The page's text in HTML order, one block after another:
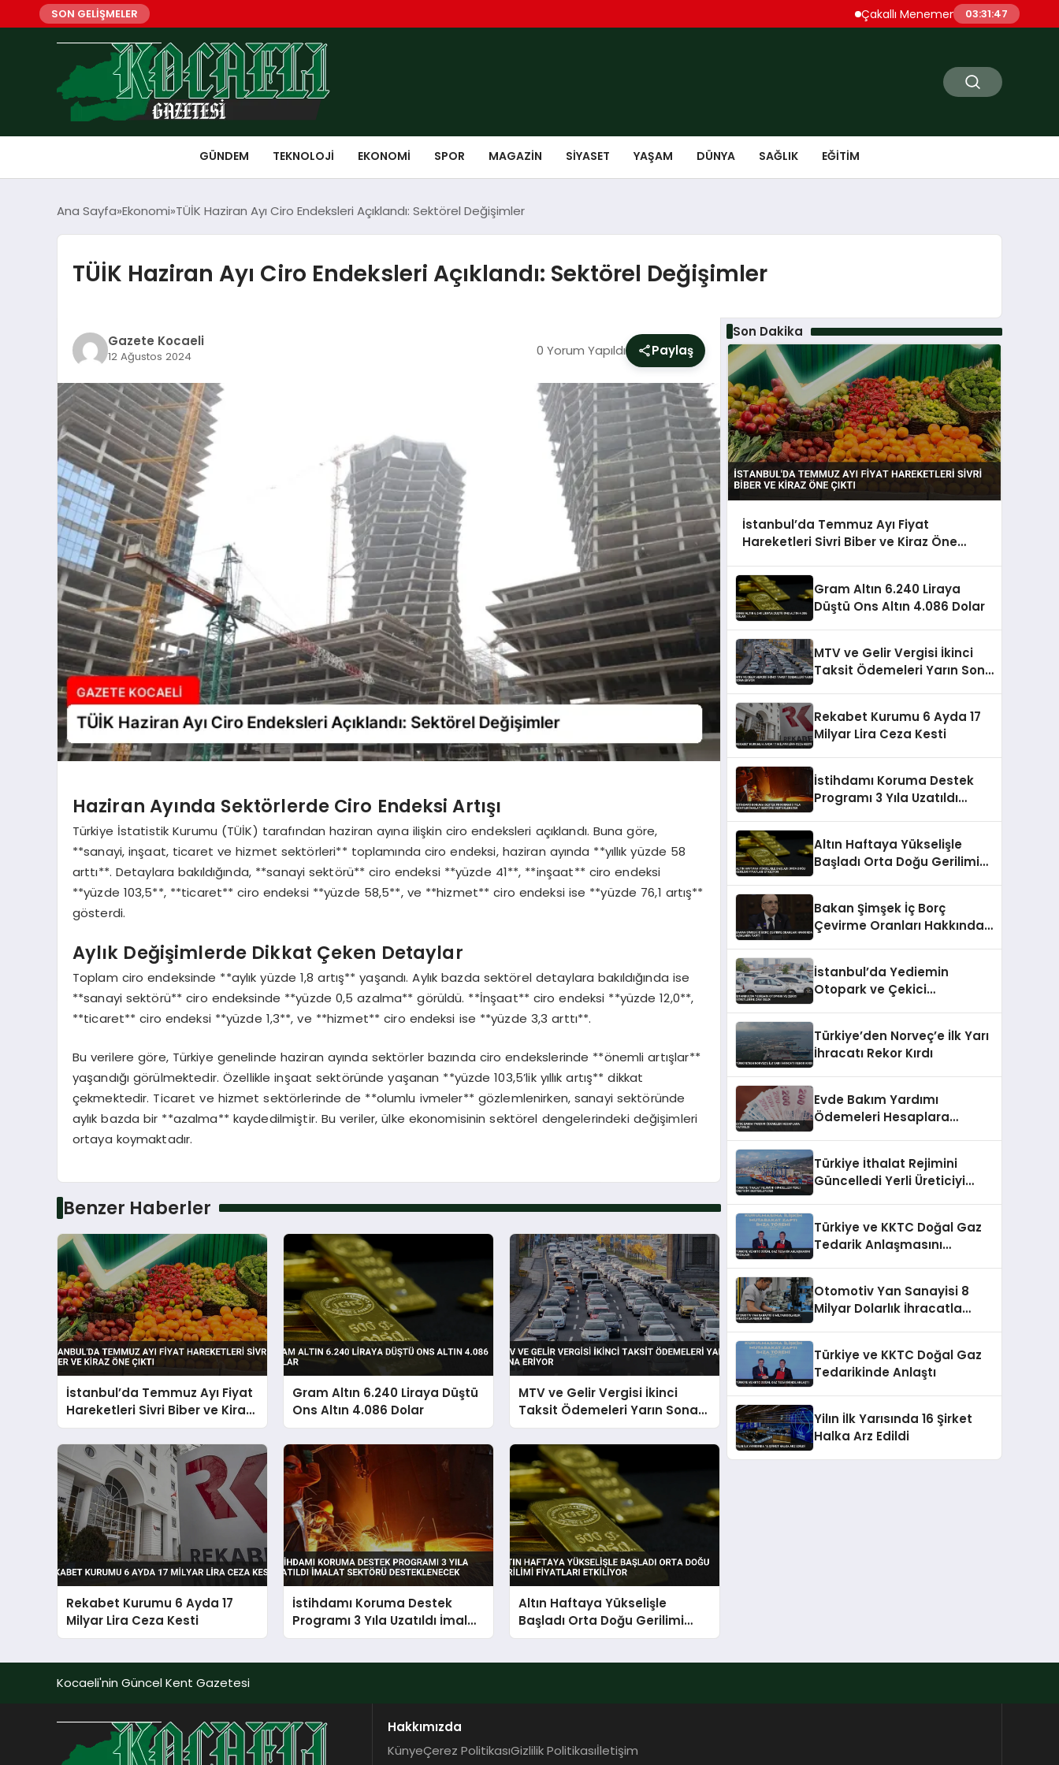
SON GELİŞMELER Çakallı Menemeni Denince Öne Çıkan
03:31:48
GÜNDEM TEKNOLOJI EKONOMI SPOR MAGAZIN SIYASET YAŞAM DÜNYA SAĞLIK EĞITIM
Ana Sayfa Ekonomi TÜİK Haziran Ayı Ciro Endeksleri Açıklandı: Sektörel Değişimler
TÜİK Haziran Ayı Ciro Endeksleri Açıklandı: Sektörel Değişimler
Gazete Kocaeli
12 Ağustos 2024 0 Yorum Yapıldı Paylaş
Haziran Ayında Sektörlerde Ciro Endeksi Artışı
Türkiye İstatistik Kurumu (TÜİK) tarafından haziran ayına ilişkin ciro endeksleri açıklandı. Buna göre,
**sanayi, inşaat, ticaret ve hizmet sektörleri** toplamında ciro endeksi, haziran ayında **yıllık yüzde 58
arttı**. Detaylara bakıldığında, **sanayi sektörü** ciro endeksi **yüzde 41**, **inşaat** ciro endeksi
**yüzde 103,5**, **ticaret** ciro endeksi **yüzde 58,5**, ve **hizmet** ciro endeksi ise **yüzde 76,1 artış**
gösterdi.
Aylık Değişimlerde Dikkat Çeken Detaylar
Toplam ciro endeksinde **aylık yüzde 1,8 artış** yaşandı. Aylık bazda sektörel detaylara bakıldığında ise
**sanayi sektörü** ciro endeksinde **yüzde 0,5 azalma** görüldü. **İnşaat** ciro endeksi **yüzde 12,0**,
**ticaret** ciro endeksi **yüzde 1,3**, ve **hizmet** ciro endeksi ise **yüzde 3,3 arttı**.
Bu verilere göre, Türkiye genelinde haziran ayında sektörler bazında ciro endekslerinde **önemli artışlar**
yaşandığı görülmektedir. Özellikle inşaat sektöründe yaşanan **yüzde 103,5’lik yıllık artış** dikkat
çekmektedir. Ticaret ve hizmet sektörlerinde de **olumlu ivmeler** gözlemlenirken, sanayi sektöründe
aylık bazda bir **azalma** kaydedilmiştir. Bu veriler, ülke ekonomisinin sektörel dengelerindeki değişimleri
ortaya koymaktadır.
Benzer Haberler
İstanbul’da Temmuz Ayı Fiyat
Hareketleri Sivri Biber ve Kiraz
Öne Çıktı
Gram Altın 6.240 Liraya Düştü
Ons Altın 4.086 Dolar
MTV ve Gelir Vergisi İkinci
Taksit Ödemeleri Yarın Sona
Eriyor
Rekabet Kurumu 6 Ayda 17
Milyar Lira Ceza Kesti
İstihdamı Koruma Destek
Programı 3 Yıla Uzatıldı İmalat
Sektörü Desteklenecek
Altın Haftaya Yükselişle
Başladı Orta Doğu Gerilimi
Fiyatları Etkiliyor
Son Dakika
İstanbul’da Temmuz Ayı Fiyat
Hareketleri Sivri Biber ve Kiraz Öne
Gram Altın 6.240 Liraya
Düştü Ons Altın 4.086 Dolar
MTV ve Gelir Vergisi İkinci
Taksit Ödemeleri Yarın Sona
Rekabet Kurumu 6 Ayda 17
Milyar Lira Ceza Kesti
İstihdamı Koruma Destek
Programı 3 Yıla Uzatıldı
Altın Haftaya Yükselişle
Başladı Orta Doğu Gerilimi
Bakan Şimşek İç Borç
Çevirme Oranları Hakkında
İstanbul’da Yediemin
Otopark ve Çekici
Türkiye’den Norveç’e İlk Yarı
İhracatı Rekor Kırdı
Evde Bakım Yardımı
Ödemeleri Hesaplara
Türkiye İthalat Rejimini
Güncelledi Yerli Üreticiyi
Türkiye ve KKTC Doğal Gaz
Tedarik Anlaşmasını
Otomotiv Yan Sanayisi 8
Milyar Dolarlık İhracatla
Türkiye ve KKTC Doğal Gaz
Tedarikinde Anlaştı
Yilın İlk Yarısında 16 Şirket
Halka Arz Edildi
Kocaeli'nin Güncel Kent Gazetesi
Hakkımızda
KünyeÇerez PolitikasıGizlilik Politikasıİletişim